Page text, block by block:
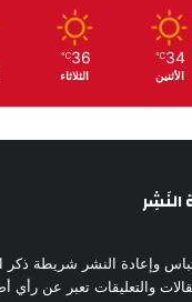
34
℃
الأثنين
36
℃
الثلاثاء
النَشِر
وإعادة النشر شريطة ذكر
والتعليقات تعبر عن رأي